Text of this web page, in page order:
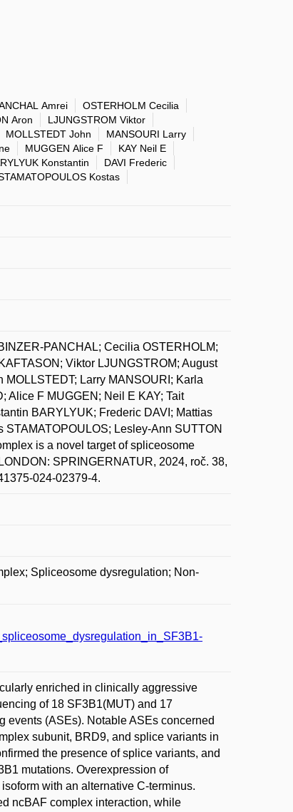
Amrei
OSTERHOLM Cecilia
Aron
LJUNGSTROM Viktor
MOLLSTEDT John
MANSOURI Larry
MUGGEN Alice F
KAY Neil E
Konstantin
DAVI Frederic
Kostas
PANCHAL; Cecilia OSTERHOLM;
Viktor LJUNGSTROM; August
Larry MANSOURI; Karla
Alice F MUGGEN; Neil E KAY; Tait
BARYLYUK; Frederic DAVI; Mattias
Lesley-Ann SUTTON
is a novel target of spliceosome
SPRINGERNATUR, 2024, roč. 38,
024-02379-4.
Spliceosome dysregulation; Non-
enriched in clinically aggressive
of 18 SF3B1(MUT) and 17
events (ASEs). Notable ASEs concerned
subunit, BRD9, and splice variants in
the presence of splice variants, and
mutations. Overexpression of
with an alternative C-terminus.
ncBAF complex interaction, while